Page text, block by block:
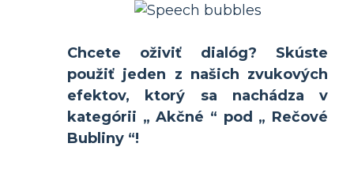
Chcete oživiť dialóg? Skúste
použiť jeden z našich zvukových
efektov, ktorý sa nachádza v
kategórii „ Akčné “ pod „ Rečové
Bubliny “!